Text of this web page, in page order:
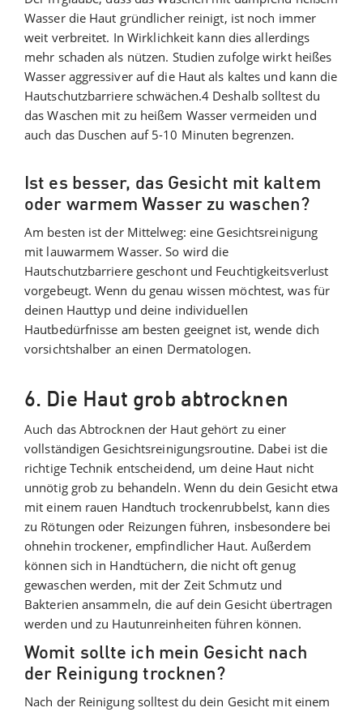
Wasser die Haut gründlicher reinigt, ist noch immer
weit verbreitet. In Wirklichkeit kann dies allerdings
mehr schaden als nützen. Studien zufolge wirkt heißes
Wasser aggressiver auf die Haut als kaltes und kann die
Hautschutzbarriere schwächen.4 Deshalb solltest du
das Waschen mit zu heißem Wasser vermeiden und
auch das Duschen auf 5-10 Minuten begrenzen.
Ist es besser, das Gesicht mit kaltem
oder warmem Wasser zu waschen?
Am besten ist der Mittelweg: eine Gesichtsreinigung
mit lauwarmem Wasser. So wird die
Hautschutzbarriere geschont und Feuchtigkeitsverlust
vorgebeugt. Wenn du genau wissen möchtest, was für
deinen Hauttyp und deine individuellen
Hautbedürfnisse am besten geeignet ist, wende dich
vorsichtshalber an einen Dermatologen.
6. Die Haut grob abtrocknen
Auch das Abtrocknen der Haut gehört zu einer
vollständigen Gesichtsreinigungsroutine. Dabei ist die
richtige Technik entscheidend, um deine Haut nicht
unnötig grob zu behandeln. Wenn du dein Gesicht etwa
mit einem rauen Handtuch trockenrubbelst, kann dies
zu Rötungen oder Reizungen führen, insbesondere bei
ohnehin trockener, empfindlicher Haut. Außerdem
können sich in Handtüchern, die nicht oft genug
gewaschen werden, mit der Zeit Schmutz und
Bakterien ansammeln, die auf dein Gesicht übertragen
werden und zu Hautunreinheiten führen können.
Womit sollte ich mein Gesicht nach
der Reinigung trocknen?
Nach der Reinigung solltest du dein Gesicht mit einem